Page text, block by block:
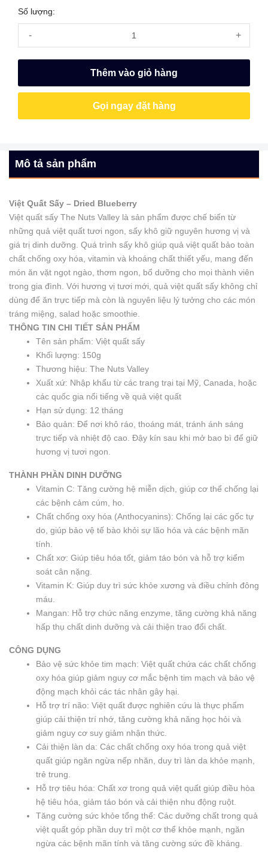
Số lượng:
- +
Thêm vào giỏ hàng
Gọi ngay đặt hàng
Mô tả sản phẩm
Việt Quất Sấy – Dried Blueberry
Việt quất sấy The Nuts Valley là sản phẩm được chế biến từ
những quả việt quất tươi ngon, sấy khô giữ nguyên hương vị và
giá trị dinh dưỡng. Quá trình sấy khô giúp quả việt quất bảo toàn
chất chống oxy hóa, vitamin và khoáng chất thiết yếu, mang đến
món ăn vặt ngọt ngào, thơm ngon, bổ dưỡng cho mọi thành viên
trong gia đình. Với hương vị tươi mới, quả việt quất sấy không chỉ
dùng để ăn trực tiếp mà còn là nguyên liệu lý tưởng cho các món
tráng miệng, salad hoặc smoothie.
THÔNG TIN CHI TIẾT SẢN PHẨM
Tên sản phẩm: Việt quất sấy
Khối lượng: 150g
Thương hiệu: The Nuts Valley
Xuất xứ: Nhập khẩu từ các trang trại tại Mỹ, Canada, hoặc
các quốc gia nổi tiếng về quả việt quất
Hạn sử dụng: 12 tháng
Bảo quản: Để nơi khô ráo, thoáng mát, tránh ánh sáng
trực tiếp và nhiệt độ cao. Đậy kín sau khi mở bao bì để giữ
hương vị tươi ngon.
THÀNH PHẦN DINH DƯỠNG
Vitamin C: Tăng cường hệ miễn dịch, giúp cơ thể chống lại
các bệnh cảm cúm, ho.
Chất chống oxy hóa (Anthocyanins): Chống lại các gốc tự
do, giúp bảo vệ tế bào khỏi sự lão hóa và các bệnh mãn
tính.
Chất xơ: Giúp tiêu hóa tốt, giảm táo bón và hỗ trợ kiểm
soát cân nặng.
Vitamin K: Giúp duy trì sức khỏe xương và điều chỉnh đông
máu.
Mangan: Hỗ trợ chức năng enzyme, tăng cường khả năng
hấp thụ chất dinh dưỡng và cải thiện trao đổi chất.
CÔNG DỤNG
Bảo vệ sức khỏe tim mạch: Việt quất chứa các chất chống
oxy hóa giúp giảm nguy cơ mắc bệnh tim mạch và bảo vệ
động mạch khỏi các tác nhân gây hại.
Hỗ trợ trí não: Việt quất được nghiên cứu là thực phẩm
giúp cải thiện trí nhớ, tăng cường khả năng học hỏi và
giảm nguy cơ suy giảm nhận thức.
Cải thiện làn da: Các chất chống oxy hóa trong quả việt
quất giúp ngăn ngừa nếp nhăn, duy trì làn da khỏe mạnh,
trẻ trung.
Hỗ trợ tiêu hóa: Chất xơ trong quả việt quất giúp điều hòa
hệ tiêu hóa, giảm táo bón và cải thiện nhu động ruột.
Tăng cường sức khỏe tổng thể: Các dưỡng chất trong quả
việt quất góp phần duy trì một cơ thể khỏe mạnh, ngăn
ngừa các bệnh mãn tính và tăng cường sức đề kháng.